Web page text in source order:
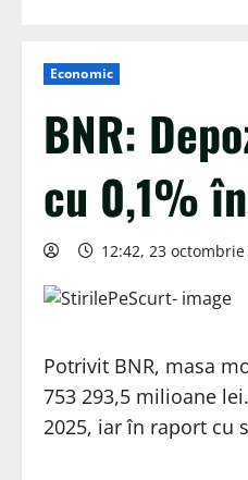
Economic
BNR:
cu 0,1%
12:42, 23 octombrie
Potrivit BNR, masa
753 293,5 milioane
2025, iar în raport cu